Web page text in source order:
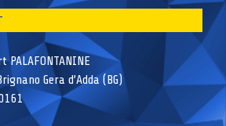
Gera d’Adda (BG)